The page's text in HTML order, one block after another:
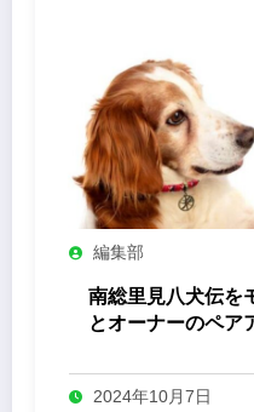
編集部
南総里見八犬伝を
とオーナーのペア
2024年10月7日